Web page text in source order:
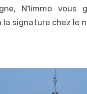
N1immo vous
la signature chez le